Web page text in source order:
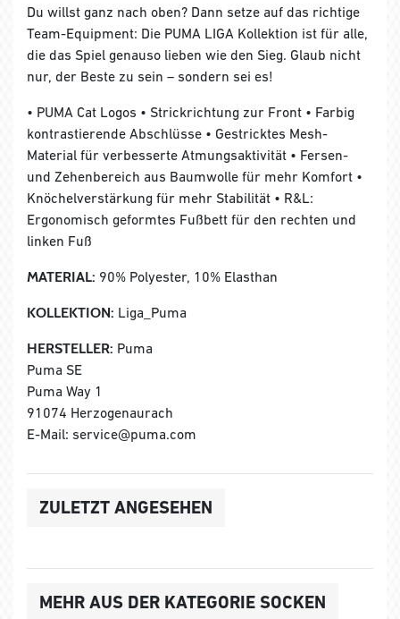
Du willst ganz nach oben? Dann setze auf das richtige
Team-Equipment: Die PUMA LIGA Kollektion ist für alle,
die das Spiel genauso lieben wie den Sieg. Glaub nicht
nur, der Beste zu sein – sondern sei es!
• PUMA Cat Logos • Strickrichtung zur Front • Farbig
kontrastierende Abschlüsse • Gestricktes Mesh-
Material für verbesserte Atmungsaktivität • Fersen-
und Zehenbereich aus Baumwolle für mehr Komfort •
Knöchelverstärkung für mehr Stabilität • R&L:
Ergonomisch geformtes Fußbett für den rechten und
linken Fuß
MATERIAL: 90% Polyester, 10% Elasthan
KOLLEKTION: Liga_Puma
HERSTELLER: Puma
Puma SE
Puma Way 1
91074 Herzogenaurach
E-Mail: service@puma.com
ZULETZT ANGESEHEN
MEHR AUS DER KATEGORIE SOCKEN